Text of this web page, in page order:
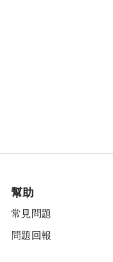
幫助
常見問題
問題回報